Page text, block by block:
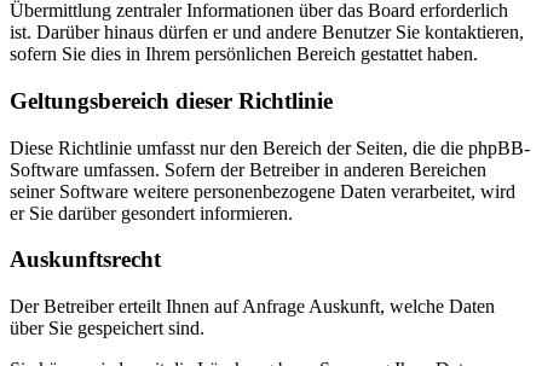
Übermittlung zentraler Informationen über das Board erforderlich
ist. Darüber hinaus dürfen er und andere Benutzer Sie kontaktieren,
sofern Sie dies in Ihrem persönlichen Bereich gestattet haben.
Geltungsbereich dieser Richtlinie
Diese Richtlinie umfasst nur den Bereich der Seiten, die die phpBB-
Software umfassen. Sofern der Betreiber in anderen Bereichen
seiner Software weitere personenbezogene Daten verarbeitet, wird
er Sie darüber gesondert informieren.
Auskunftsrecht
Der Betreiber erteilt Ihnen auf Anfrage Auskunft, welche Daten
über Sie gespeichert sind.